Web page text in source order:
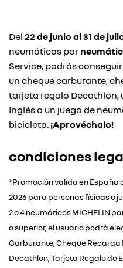
Del 22 de junio al 31 de
neumáticos por
Service, podrás conseguir
un cheque carburante,
tarjeta regalo Decathlon,
Inglés o un juego de
bicicleta. ¡Aprovéchalo!
condiciones
*Promoción válida en España
2026 para personas físicas o
2 o 4 neumáticos MICHELIN
o superior, el usuario podrá
Carburante, Cheque Recarga
Decathlon, Tarjeta Regalo de